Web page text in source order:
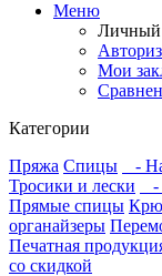
Меню
Личный
Мои
Категории
Пряжа Спицы -
Тросики и лески
-
Прямые спицы
органайзеры
Печатная
со скидкой